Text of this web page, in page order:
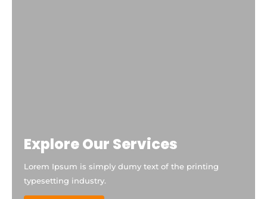
Explore Our Services
Lorem Ipsum is simply dumy text of the printing
typesetting industry.